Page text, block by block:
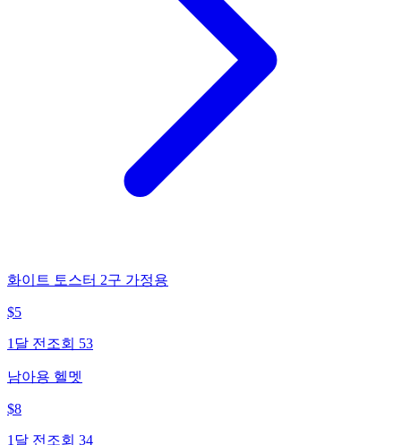
화이트 토스터 2구 가정용
$5
1달 전 조회 53
남아용 헬멧
$8
1달 전 조회 34